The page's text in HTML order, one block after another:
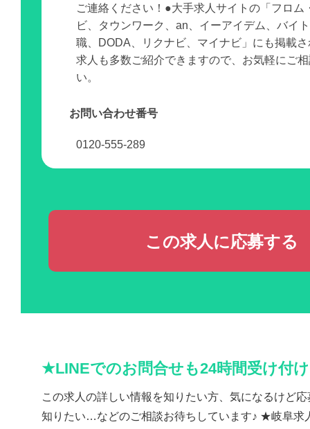
ご連絡ください！●大手求人サイトの「フロム
ビ、タウンワーク、an、イーアイデム、バイ
職、DODA、リクナビ、マイナビ」にも掲載
求人も多数ご紹介できますので、お気軽にご
い。
お問い合わせ番号
0120-555-289
この求人に応募する
★LINEでのお問合せも24時間受け付
この求人の詳しい情報を知りたい方、気になるけど
知りたい…などのご相談お待ちしています♪ ★岐阜求